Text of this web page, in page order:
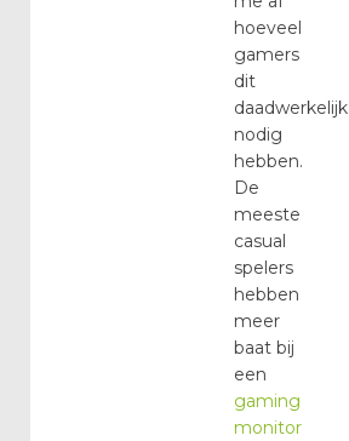
hoeveel
gamers
dit
daadwerkelijk
nodig
hebben.
De
meeste
casual
spelers
hebben
meer
baat bij
een
gaming
monitor